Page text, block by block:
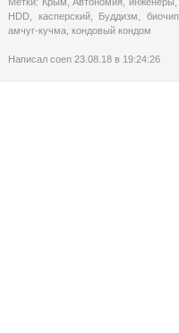
HDD
касперский, Буддизм ,биочип
амчуг-кучма кондовый кондом
Написал coen 23.08.18 в 19:24:26